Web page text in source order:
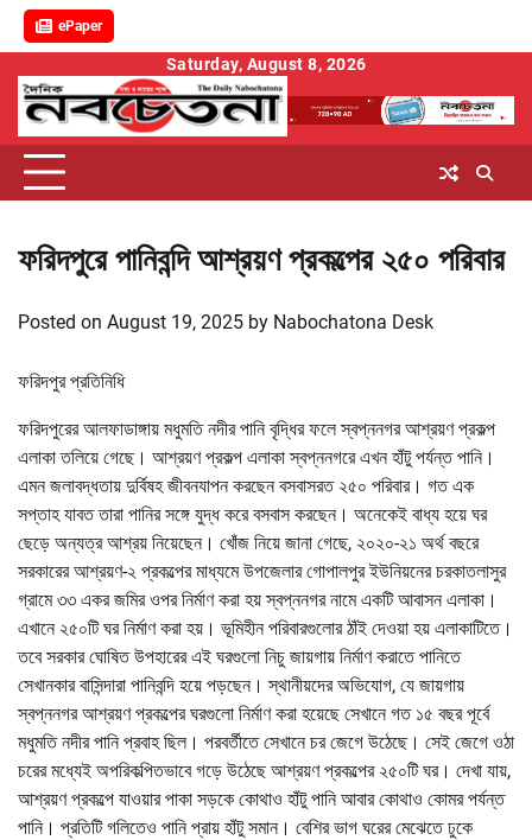
ePaper
content
Saturday, August 8, 2026
ফরিদপুরে পানিবন্দি আশ্রয়ণ প্রকল্পের ২৫০ পরিবার
Posted on August 19, 2025 by Nabochatona Desk
ফরিদপুর প্রতিনিধি
ফরিদপুরের আলফাডাঙ্গায় মধুমতি নদীর পানি বৃদ্ধির ফলে স্বপ্ননগর আশ্রয়ণ প্রকল্প
এলাকা তলিয়ে গেছে। আশ্রয়ণ প্রকল্প এলাকা স্বপ্ননগরে এখন হাঁটু পর্যন্ত পানি।
এমন জলাবদ্ধতায় দুর্বিষহ জীবনযাপন করছেন বসবাসরত ২৫০ পরিবার। গত এক
সপ্তাহ যাবত তারা পানির সঙ্গে যুদ্ধ করে বসবাস করছেন। অনেকেই বাধ্য হয়ে ঘর
ছেড়ে অন্যত্র আশ্রয় নিয়েছেন। খোঁজ নিয়ে জানা গেছে, ২০২০-২১ অর্থ বছরে
সরকারের আশ্রয়ণ-২ প্রকল্পের মাধ্যমে উপজেলার গোপালপুর ইউনিয়নের চরকাতলাসুর
গ্রামে ৩৩ একর জমির ওপর নির্মাণ করা হয় স্বপ্ননগর নামে একটি আবাসন এলাকা।
এখানে ২৫০টি ঘর নির্মাণ করা হয়। ভূমিহীন পরিবারগুলোর ঠাঁই দেওয়া হয় এলাকাটিতে।
তবে সরকার ঘোষিত উপহারের এই ঘরগুলো নিচু জায়গায় নির্মাণ করাতে পানিতে
সেখানকার বাসিন্দারা পানিবন্দি হয়ে পড়ছেন। স্থানীয়দের অভিযোগ, যে জায়গায়
স্বপ্ননগর আশ্রয়ণ প্রকল্পের ঘরগুলো নির্মাণ করা হয়েছে সেখানে গত ১৫ বছর পূর্বে
মধুমতি নদীর পানি প্রবাহ ছিল। পরবর্তীতে সেখানে চর জেগে উঠেছে। সেই জেগে ওঠা
চরের মধ্যেই অপরিকল্পিতভাবে গড়ে উঠেছে আশ্রয়ণ প্রকল্পের ২৫০টি ঘর। দেখা যায়,
আশ্রয়ণ প্রকল্পে যাওয়ার পাকা সড়কে কোথাও হাঁটু পানি আবার কোথাও কোমর পর্যন্ত
পানি। প্রতিটি গলিতেও পানি প্রায় হাঁটু সমান। বেশির ভাগ ঘরের মেঝেতে ঢুকে